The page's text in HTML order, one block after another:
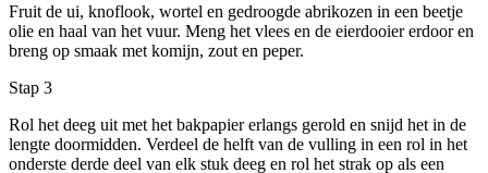
Fruit de ui, knoflook, wortel en gedroogde abrikozen in een beetje
olie en haal van het vuur. Meng het vlees en de eierdooier erdoor en
breng op smaak met komijn, zout en peper.
Stap 3
Rol het deeg uit met het bakpapier erlangs gerold en snijd het in de
lengte doormidden. Verdeel de helft van de vulling in een rol in het
onderste derde deel van elk stuk deeg en rol het strak op als een